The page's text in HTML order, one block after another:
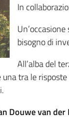
In
bisogno di
All’alba del
tra le
Douwe van der